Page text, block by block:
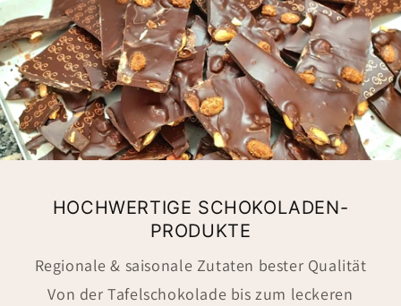
HOCHWERTIGE SCHOKOLADEN-
PRODUKTE
Regionale & saisonale Zutaten bester Qualität
Von der Tafelschokolade bis zum leckeren